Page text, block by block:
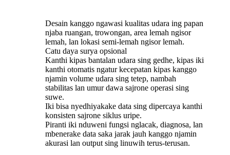
Desain kanggo ngawasi kualitas udara ing papan
njaba ruangan, trowongan, area lemah ngisor
lemah, lan lokasi semi-lemah ngisor lemah.
Catu daya surya opsional
Kanthi kipas bantalan udara sing gedhe, kipas iki
kanthi otomatis ngatur kecepatan kipas kanggo
njamin volume udara sing tetep, nambah
stabilitas lan umur dawa sajrone operasi sing
suwe.
Iki bisa nyedhiyakake data sing dipercaya kanthi
konsisten sajrone siklus uripe.
Piranti iki nduweni fungsi nglacak, diagnosa, lan
mbenerake data saka jarak jauh kanggo njamin
akurasi lan output sing linuwih terus-terusan.